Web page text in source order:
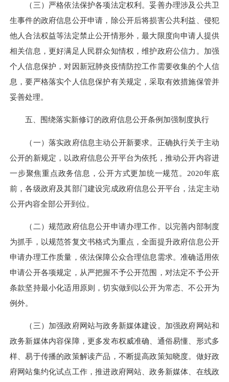
（三）严格依法保护各项法定权利。妥善办理涉及公共卫
生事件的政府信息公开申请，除公开后将损害公共利益、侵犯
他人合法权益等法定禁止公开情形外，最大限度向申请人提供
相关信息，更好满足人民群众知情权，维护政府公信力。加强
个人信息保护，对因新冠肺炎疫情防控工作需要收集的个人信
息，要严格落实个人信息保护有关规定，采取有效措施保管并
妥善处理。
五、围绕落实新修订的政府信息公开条例加强制度执行
（一）落实政府信息主动公开新要求。正确执行关于主动
公开的新规定，以政府信息公开平台为依托，推动公开内容进
一步聚焦重点政务信息，公开方式更加统一规范。2020年底
前，各级政府及其部门建设完成政府信息公开平台，法定主动
公开内容全部公开到位。
（二）规范政府信息公开申请办理工作。以完善内部制度
为抓手，以规范答复文书格式为重点，全面提升政府信息公开
申请办理工作质量，依法保障公众合理信息需求。准确适用依
申请公开各项规定，从严把握不予公开范围，对法定不予公开
条款坚持最小化适用原则，切实做到以公开为常态、不公开为
例外。
（三）加强政府网站与政务新媒体建设。加强政府网站和
政务新媒体内容保障，更多发布权威准确、通俗易懂、形式多
样、易于传播的政策解读产品，不断提高政策知晓度。做好政
府网站集约化试点工作，推进政府网站、政务新媒体、在线政